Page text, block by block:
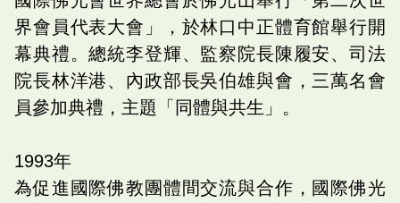
界會員代表大會」，於林口中正體育館舉行開
幕典禮。總統李登輝、監察院長陳履安、司法
院長林洋港、內政部長吳伯雄與會，三萬名會
員參加典禮，主題「同體與共生」。
1993年
為促進國際佛教團體間交流與合作，國際佛光